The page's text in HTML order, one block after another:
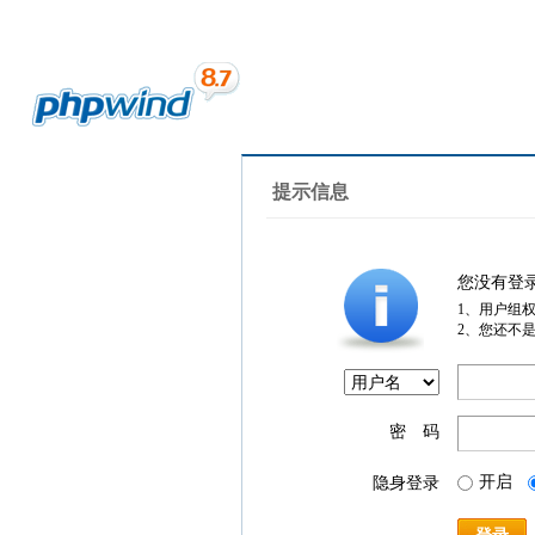
提示信息
您没有登
1、用户组
2、您还不
密 码
隐身登录 开启